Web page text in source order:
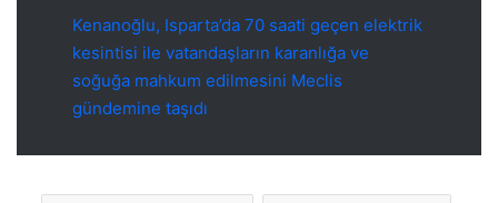
Kenanoğlu, Isparta’da 70 saati geçen elektrik
kesintisi ile vatandaşların karanlığa ve
soğuğa mahkum edilmesini Meclis
gündemine taşıdı